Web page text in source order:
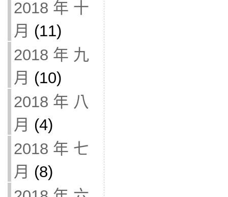
2018 年 十
月 (11)
2018 年 九
月 (10)
2018 年 八
月 (4)
2018 年 七
月 (8)